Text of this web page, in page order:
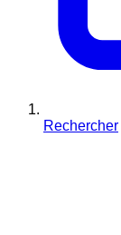
Rechercher